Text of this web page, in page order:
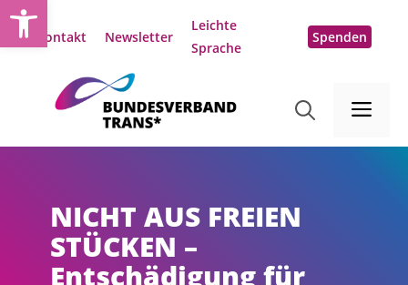
Zum
Inhalt
Kontakt Newsletter
Leichte
Sprache
Spenden
NICHT AUS FREIEN
STÜCKEN –
Entschädigung für